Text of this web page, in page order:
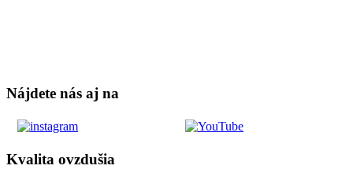
Nájdete nás aj na
Kvalita ovzdušia